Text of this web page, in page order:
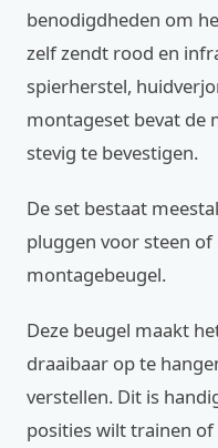
benodigdheden om
zelf zendt rood en
spierherstel,
montageset bevat de
stevig te bevestigen.
De set bestaat
pluggen voor steen
montagebeugel.
Deze beugel maakt
draaibaar op te
verstellen. Dit is
posities wilt trainen